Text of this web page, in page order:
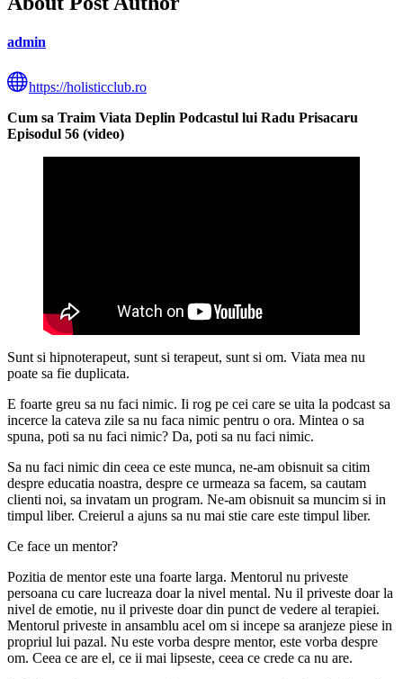
admin
https://holisticclub.ro
Cum sa Traim Viata Deplin Podcastul lui Radu Prisacaru
Episodul 56 (video)
Sunt si hipnoterapeut, sunt si terapeut, sunt si om. Viata mea nu
poate sa fie duplicata.
E foarte greu sa nu faci nimic. Ii rog pe cei care se uita la podcast sa
incerce la cateva zile sa nu faca nimic pentru o ora. Mintea o sa
spuna, poti sa nu faci nimic? Da, poti sa nu faci nimic.
Sa nu faci nimic din ceea ce este munca, ne-am obisnuit sa citim
despre educatia noastra, despre ce urmeaza sa facem, sa cautam
clienti noi, sa invatam un program. Ne-am obisnuit sa muncim si in
timpul liber. Creierul a ajuns sa nu mai stie care este timpul liber.
Ce face un mentor?
Pozitia de mentor este una foarte larga. Mentorul nu priveste
persoana cu care lucreaza doar la nivel mental. Nu il priveste doar la
nivel de emotie, nu il priveste doar din punct de vedere al terapiei.
Mentorul priveste in ansamblu acel om si incepe sa aranjeze piese in
propriul lui pazal. Nu este vorba despre mentor, este vorba despre
om. Ceea ce are el, ce ii mai lipseste, ceea ce crede ca nu are.